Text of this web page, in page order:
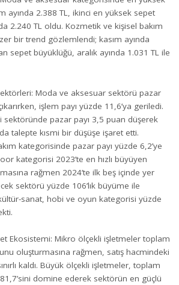
ayında 2.388 TL, ikinci en yüksek sepet
2.240 TL oldu. Kozmetik ve kişisel bakım
bir trend gözlemlendi; kasım ayında
sepet büyüklüğü, aralık ayında 1.031 TL ile
Moda ve aksesuar sektörü pazar
işlem payı yüzde 11,6’ya geriledi.
pazar payı 3,5 puan düşerek
talepte kısmi bir düşüşe işaret etti.
kategorisinde pazar payı yüzde 6,2’ye
kategorisi 2023’te en hızlı büyüyen
rağmen 2024’te ilk beş içinde yer
sektörü yüzde 106’lık büyüme ile
sanat, hobi ve oyun kategorisi yüzde
Ekosistemi: Mikro ölçekli işletmeler toplam
oluşturmasına rağmen, satış hacmindeki
kaldı. Büyük ölçekli işletmeler, toplam
domine ederek sektörün en güçlü